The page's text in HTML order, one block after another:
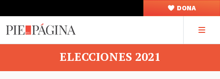
DONA
ELECCIONES 2021